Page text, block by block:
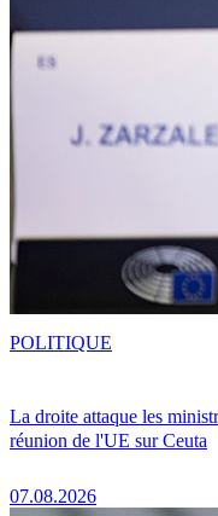
La droite attaque les
réunion de l'UE sur Ceuta
07.08.2026
POLITIQUE